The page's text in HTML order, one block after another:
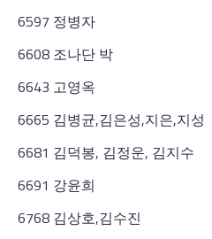
6597 정병자
6608 조나단 박
6643 고영옥
6665 김병균,김은성,지은,지성
6681 김덕봉, 김정운, 김지수
6691 강윤희
6768 김상호,김수진